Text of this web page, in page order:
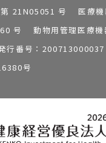
21N05051 号 医療
号 動物用管理医療機
行番号：200713000037
号